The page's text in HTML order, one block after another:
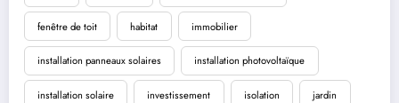
fenêtre de toit habitat immobilier
installation panneaux solaires installation photovoltaïque
installation solaire investissement isolation jardin